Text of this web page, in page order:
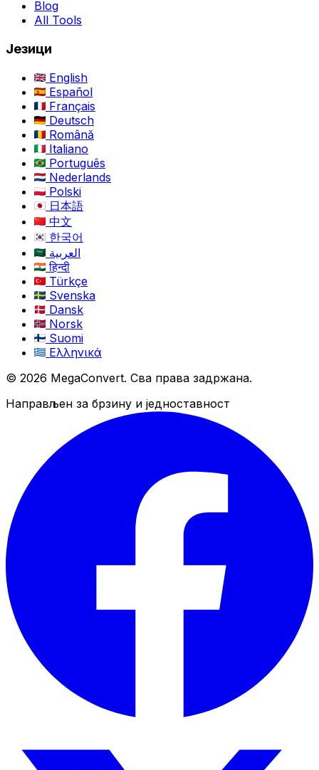
Blog
All Tools
Језици
English
Español
Français
Deutsch
Română
Italiano
Português
Nederlands
Polski
日本語
中文
한국어
العربية
हिन्दी
Türkçe
Svenska
Dansk
Norsk
Suomi
Ελληνικά
© 2026 MegaConvert. Сва права задржана.
Направљен за брзину и једноставност